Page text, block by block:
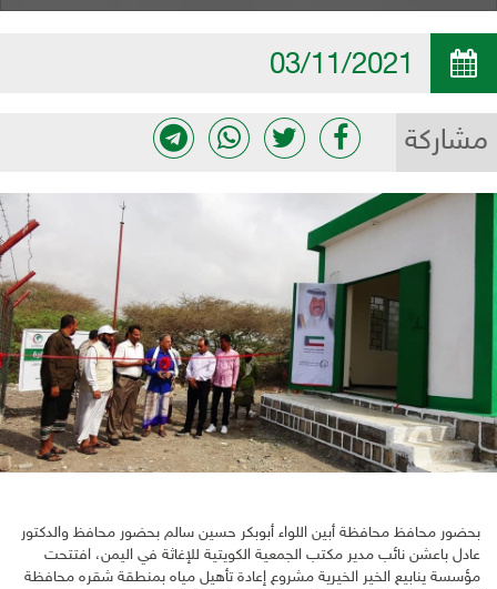
مشاركة
بحضور محافظ محافظة أبين اللواء أبوبكر حسين سالم بحضور محافظ والدكتور
عادل باعشن نائب مدير مكتب الجمعية الكويتية للإغاثة في اليمن، افتتحت
مؤسسة ينابيع الخير الخيرية مشروع إعادة تأهيل مياه بمنطقة شقره محافظة